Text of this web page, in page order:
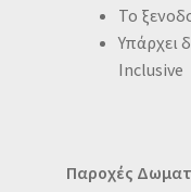
Το
Υπάρχει
Inclusive
Παροχές